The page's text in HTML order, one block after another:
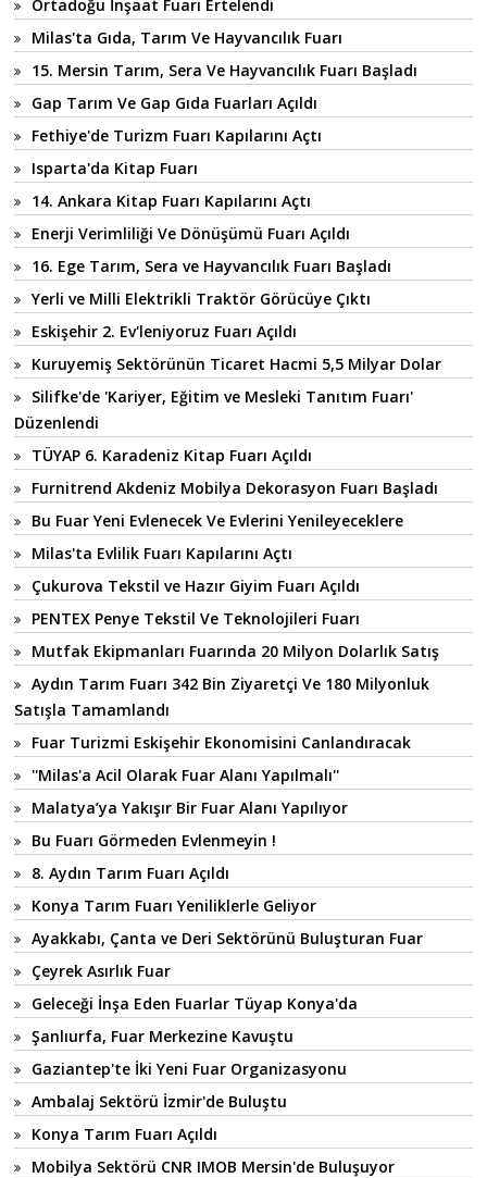
Ortadoğu İnşaat Fuarı Ertelendi
Milas'ta Gıda, Tarım Ve Hayvancılık Fuarı
15. Mersin Tarım, Sera Ve Hayvancılık Fuarı Başladı
Gap Tarım Ve Gap Gıda Fuarları Açıldı
Fethiye'de Turizm Fuarı Kapılarını Açtı
Isparta'da Kitap Fuarı
14. Ankara Kitap Fuarı Kapılarını Açtı
Enerji Verimliliği Ve Dönüşümü Fuarı Açıldı
16. Ege Tarım, Sera ve Hayvancılık Fuarı Başladı
Yerli ve Milli Elektrikli Traktör Görücüye Çıktı
Eskişehir 2. Ev'leniyoruz Fuarı Açıldı
Kuruyemiş Sektörünün Ticaret Hacmi 5,5 Milyar Dolar
Silifke'de 'Kariyer, Eğitim ve Mesleki Tanıtım Fuarı'
Düzenlendi
TÜYAP 6. Karadeniz Kitap Fuarı Açıldı
Furnitrend Akdeniz Mobilya Dekorasyon Fuarı Başladı
Bu Fuar Yeni Evlenecek Ve Evlerini Yenileyeceklere
Milas'ta Evlilik Fuarı Kapılarını Açtı
Çukurova Tekstil ve Hazır Giyim Fuarı Açıldı
PENTEX Penye Tekstil Ve Teknolojileri Fuarı
Mutfak Ekipmanları Fuarında 20 Milyon Dolarlık Satış
Aydın Tarım Fuarı 342 Bin Ziyaretçi Ve 180 Milyonluk
Satışla Tamamlandı
Fuar Turizmi Eskişehir Ekonomisini Canlandıracak
''Milas'a Acil Olarak Fuar Alanı Yapılmalı''
Malatya’ya Yakışır Bir Fuar Alanı Yapılıyor
Bu Fuarı Görmeden Evlenmeyin !
8. Aydın Tarım Fuarı Açıldı
Konya Tarım Fuarı Yeniliklerle Geliyor
Ayakkabı, Çanta ve Deri Sektörünü Buluşturan Fuar
Çeyrek Asırlık Fuar
Geleceği İnşa Eden Fuarlar Tüyap Konya'da
Şanlıurfa, Fuar Merkezine Kavuştu
Gaziantep'te İki Yeni Fuar Organizasyonu
Ambalaj Sektörü İzmir'de Buluştu
Konya Tarım Fuarı Açıldı
Mobilya Sektörü CNR IMOB Mersin'de Buluşuyor